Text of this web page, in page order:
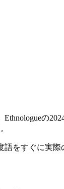
の
をすぐに実際